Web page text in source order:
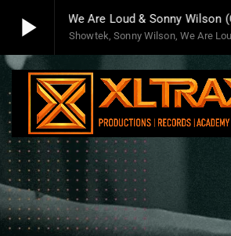
play_arrow
Ft. We Are Loud & Sonny Wilson
Showtek, Sonny Wilson, We Are
play_arrow Xltrax Radio
Xltrax Radio Station